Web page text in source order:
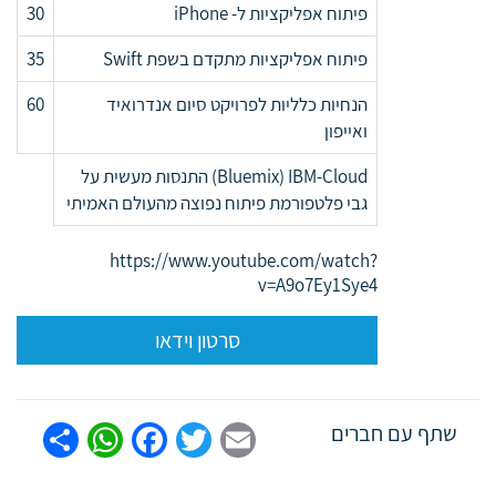
פיתוח אפליקציות ל- iPhone
30
פיתוח אפליקציות מתקדם בשפת Swift
35
הנחיות כלליות לפרויקט סיום אנדרואיד
ואייפון
60
Bluemix) IBM-Cloud) התנסות מעשית על
גבי פלטפורמת פיתוח נפוצה מהעולם האמיתי
https://www.youtube.com/watch?
v=A9o7Ey1Sye4
סרטון וידאו
שתף עם חברים Email
Twitter